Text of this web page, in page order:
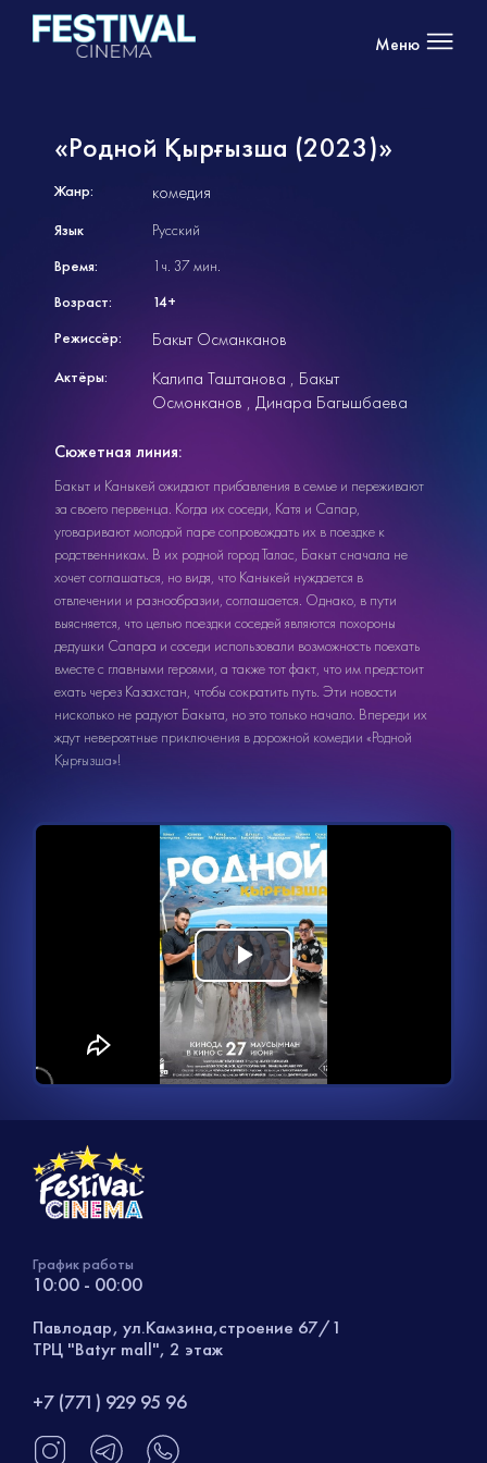
Меню
«Родной Қырғызша (2023)»
Жанр: комедия
Язык
Русский
Время:
1ч. 37 мин.
Возраст:
14+
Режиссёр:
Бакыт Османканов
Актёры: Калипа Таштанова
Бакыт
Осмонканов
Динара Багышбаева
Сюжетная линия:
Бакыт и Каныкей ожидают прибавления в семье и переживают
за своего первенца. Когда их соседи, Катя и Сапар,
уговаривают молодой паре сопровождать их в поездке к
родственникам. В их родной город Талас, Бакыт сначала не
хочет соглашаться, но видя, что Каныкей нуждается в
отвлечении и разнообразии, соглашается. Однако, в пути
выясняется, что целью поездки соседей являются похороны
дедушки Сапара и соседи использовали возможность поехать
вместе с главными героями, а также тот факт, что им предстоит
ехать через Казахстан, чтобы сократить путь. Эти новости
нисколько не радуют Бакыта, но это только начало. Впереди их
ждут невероятные приключения в дорожной комедии «Родной
Қырғызша»!
Видеоплеер
загружается.
Воспроизвести
видео
График работы
10:00 - 00:00
Павлодар, ул.Камзина,строение 67/1
ТРЦ "Batyr mall", 2 этаж
+7 (771) 929 95 96